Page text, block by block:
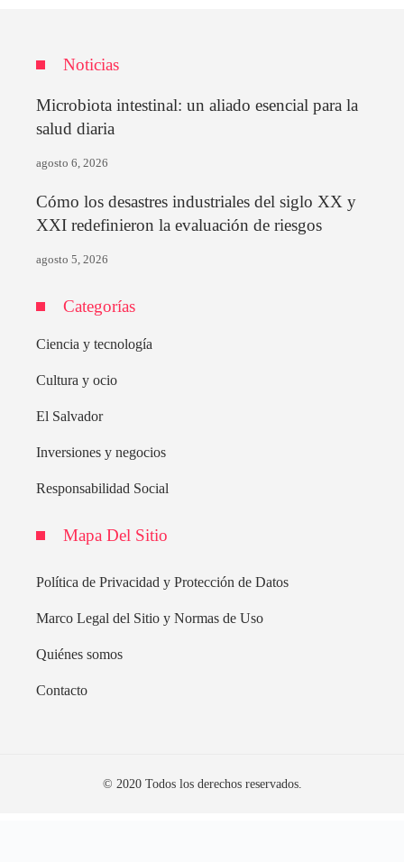
Noticias
Microbiota intestinal: un aliado esencial para la
salud diaria
agosto 6, 2026
Cómo los desastres industriales del siglo XX y
XXI redefinieron la evaluación de riesgos
agosto 5, 2026
Categorías
Ciencia y tecnología
Cultura y ocio
El Salvador
Inversiones y negocios
Responsabilidad Social
Mapa Del Sitio
Política de Privacidad y Protección de Datos
Marco Legal del Sitio y Normas de Uso
Quiénes somos
Contacto
© 2020 Todos los derechos reservados.